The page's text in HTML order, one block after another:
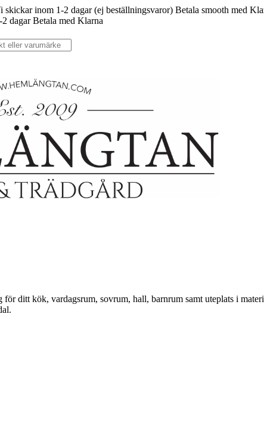
skickar inom 1-2 dagar (ej beställningsvaror) Betala smooth med
dagar Betala med Klarna
ditt kök, vardagsrum, sovrum, hall, barnrum samt uteplats i